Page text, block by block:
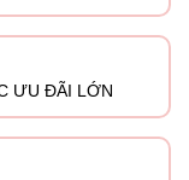
ƯU ĐÃI LỚN